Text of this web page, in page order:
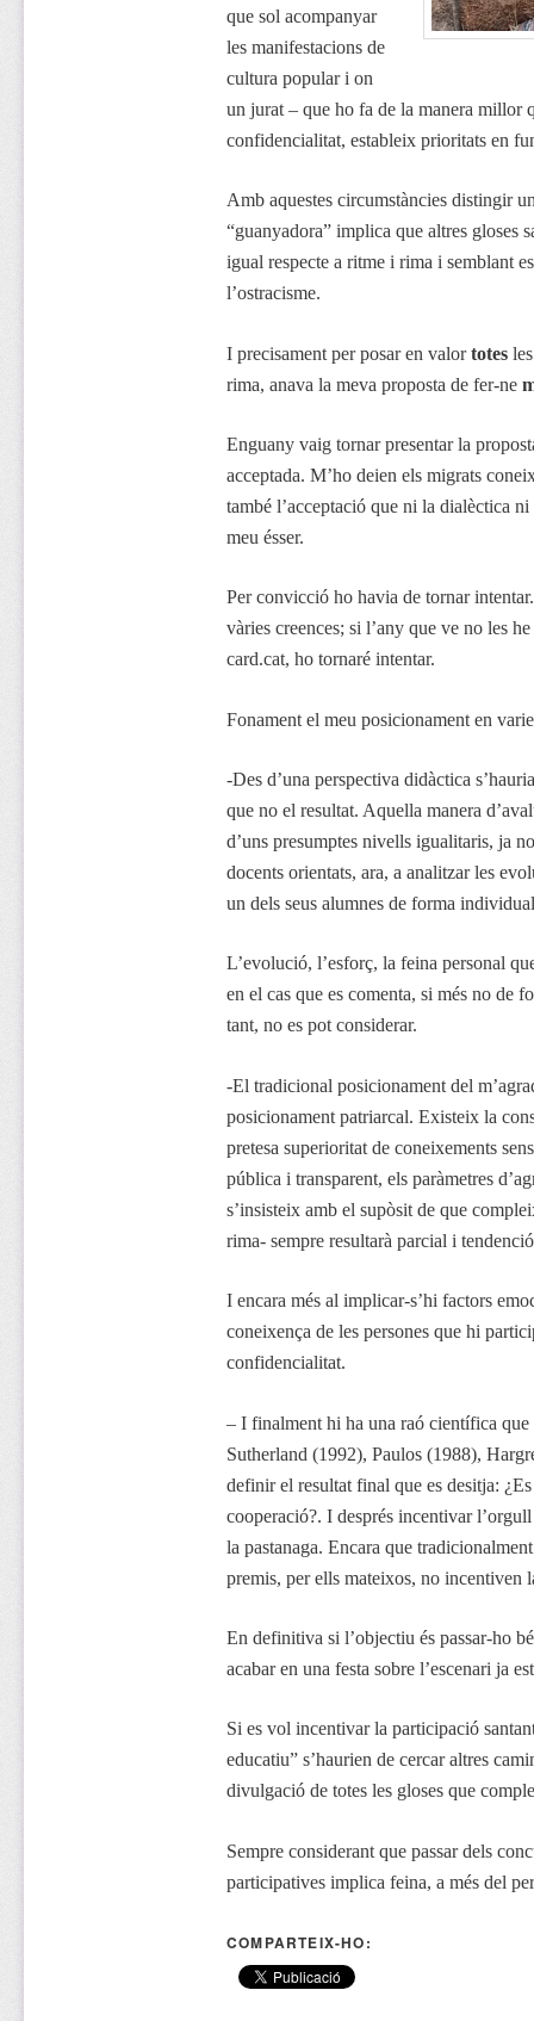
que sol acompanyar
les manifestacions de
cultura popular i on
un jurat – que ho fa de la manera millor
confidencialitat, estableix prioritats en
Amb aquestes circumstàncies distingir
“guanyadora” implica que altres gloses
igual respecte a ritme i rima i semblant
l’ostracisme.
I precisament per posar en valortotesles
rima, anava la meva proposta de fer-ne
Enguany vaig tornar presentar la
acceptada. M’ho deien els migrats
també l’acceptació que ni la dialèctica
meu ésser.
Per convicció ho havia de tornar
vàries creences; si l’any que ve no les
card.cat, ho tornaré intentar.
Fonament el meu posicionament en
-Des d’una perspectiva didàctica
que no el resultat. Aquella manera
d’uns presumptes nivells igualitaris, ja
docents orientats, ara, a analitzar les
un dels seus alumnes de forma
L’evolució, l’esforç, la feina personal
en el cas que es comenta, si més no de
tant, no es pot considerar.
-El tradicional posicionament del
posicionament patriarcal. Existeix la
pretesa superioritat de coneixements
pública i transparent, els paràmetres
s’insisteix amb el supòsit de que
rima- sempre resultarà parcial i
I encara més al implicar-s’hi factors
coneixença de les persones que hi
confidencialitat.
– I finalment hi ha una raó científica
Sutherland (1992), Paulos (1988),
definir el resultat final que es desitja:
cooperació?. I després incentivar
la pastanaga. Encara que
premis, per ells mateixos, no incentiven
En definitiva si l’objectiu és passar-ho
acabar en una festa sobre l’escenari ja
Si es vol incentivar la participació
educatiu” s’haurien de cercar altres
divulgació de totes les gloses que
Sempre considerant que passar dels
participatives implica feina, a més del
COMPARTEIX-HO: